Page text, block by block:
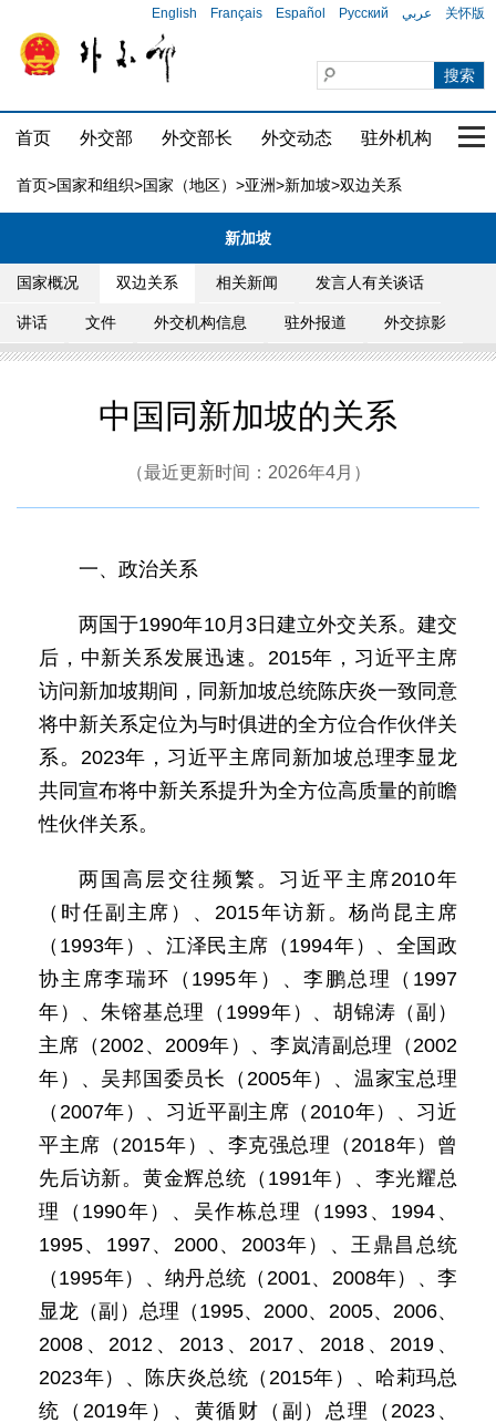
English Français Español Русский عربي 关怀版
首页 外交部 外交部长 外交动态 驻外机构 国
首页>国家和组织>国家（地区） >亚洲>新加坡>双边关系
新加坡
国家概况 双边关系 相关新闻 发言人有关谈话
讲话 文件 外交机构信息 驻外报道 外交掠影
中国同新加坡的关系
（最近更新时间：2026年4月）
一、政治关系
两国于1990年10月3日建立外交关系。建交
后，中新关系发展迅速。2015年，习近平主席
访问新加坡期间，同新加坡总统陈庆炎一致同意
将中新关系定位为与时俱进的全方位合作伙伴关
系。2023年，习近平主席同新加坡总理李显龙
共同宣布将中新关系提升为全方位高质量的前瞻
性伙伴关系。
两国高层交往频繁。习近平主席2010年
（时任副主席）、2015年访新。杨尚昆主席
（1993年）、江泽民主席（1994年）、全国政
协主席李瑞环（1995年）、李鹏总理（1997
年）、朱镕基总理（1999年）、胡锦涛（副）
主席（2002、2009年）、李岚清副总理（2002
年）、吴邦国委员长（2005年）、温家宝总理
（2007年）、习近平副主席（2010年）、习近
平主席（2015年）、李克强总理（2018年）曾
先后访新。黄金辉总统（1991年）、李光耀总
理（1990年）、吴作栋总理（1993、1994、
1995、1997、2000、2003年）、王鼎昌总统
（1995年）、纳丹总统（2001、2008年）、李
显龙（副）总理（1995、2000、2005、2006、
2008、2012、2013、2017、2018、2019、
2023年）、陈庆炎总统（2015年）、哈莉玛总
统（2019年）、黄循财（副）总理（2023、